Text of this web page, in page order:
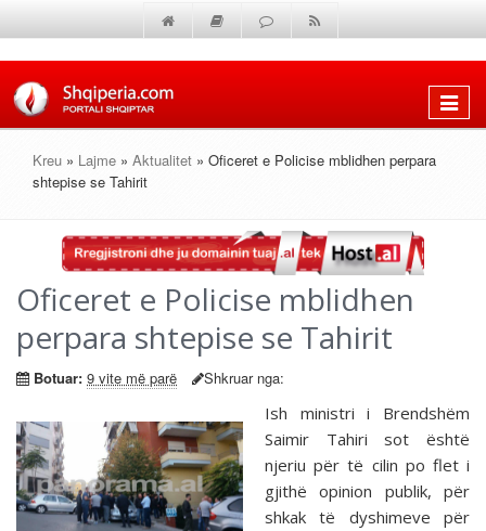
Shfaq
Kreu » Lajme » Aktualitet » Oficeret e Policise mblidhen perpara
shtepise se Tahirit
Oficeret e Policise mblidhen
perpara shtepise se Tahirit
Botuar: 9 vite më parë Shkruar nga:
Ish ministri i Brendshëm
Saimir Tahiri sot është
njeriu për të cilin po flet i
gjithë opinion publik, për
shkak të dyshimeve për